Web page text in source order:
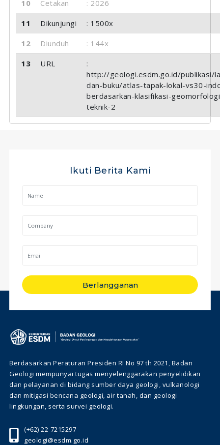
10 Cetakan : 2026
11 Dikunjungi : 1500x
12 Diunduh : 144x
13 URL
:
http://geologi.esdm.go.id/publikasi/
dan-buku/atlas-tapak-lokal-vs30-
berdasarkan-klasifikasi-
teknik-2
Ikuti Berita Kami
Berlangganan
Berdasarkan Peraturan Presiden RI No 97 th 2021, Badan
Geologi mempunyai tugas menyelenggarakan penyelidikan
dan pelayanan di bidang sumber daya geologi, vulkanologi
dan mitigasi bencana geologi, air tanah, dan geologi
lingkungan, serta survei geologi.
(+62) 22-7215297
geologi@esdm.go.id